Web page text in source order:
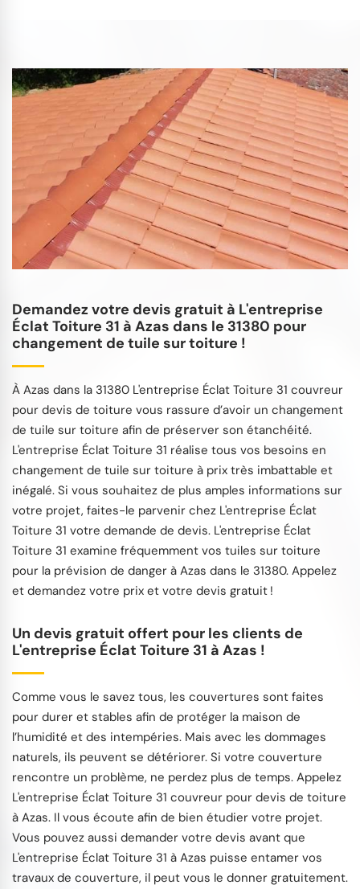
Demandez votre devis gratuit à L'entreprise
Éclat Toiture 31 à Azas dans le 31380 pour
changement de tuile sur toiture !
À Azas dans la 31380 L'entreprise Éclat Toiture 31 couvreur
pour devis de toiture vous rassure d’avoir un changement
de tuile sur toiture afin de préserver son étanchéité.
L'entreprise Éclat Toiture 31 réalise tous vos besoins en
changement de tuile sur toiture à prix très imbattable et
inégalé. Si vous souhaitez de plus amples informations sur
votre projet, faites-le parvenir chez L'entreprise Éclat
Toiture 31 votre demande de devis. L'entreprise Éclat
Toiture 31 examine fréquemment vos tuiles sur toiture
pour la prévision de danger à Azas dans le 31380. Appelez
et demandez votre prix et votre devis gratuit !
Un devis gratuit offert pour les clients de
L'entreprise Éclat Toiture 31 à Azas !
Comme vous le savez tous, les couvertures sont faites
pour durer et stables afin de protéger la maison de
l’humidité et des intempéries. Mais avec les dommages
naturels, ils peuvent se détériorer. Si votre couverture
rencontre un problème, ne perdez plus de temps. Appelez
L'entreprise Éclat Toiture 31 couvreur pour devis de toiture
à Azas. Il vous écoute afin de bien étudier votre projet.
Vous pouvez aussi demander votre devis avant que
L'entreprise Éclat Toiture 31 à Azas puisse entamer vos
travaux de couverture, il peut vous le donner gratuitement.